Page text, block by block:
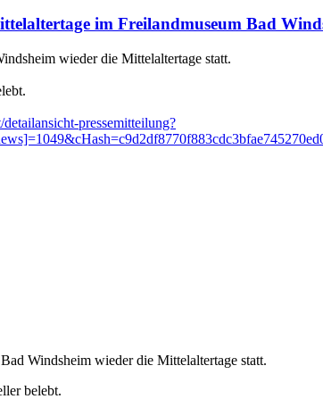
im Freilandmuseum Bad
wieder die Mittelaltertage statt.
pressemitteilung?
Windsheim wieder die Mittelaltertage statt.
belebt.